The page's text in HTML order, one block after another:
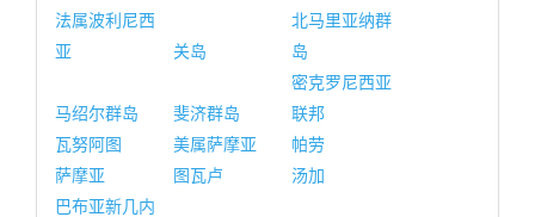
法属波利尼西
亚
关岛
北马里亚纳群
岛
马绍尔群岛 斐济群岛
密克罗尼西亚
联邦
瓦努阿图
美属萨摩亚
帕劳
萨摩亚
图瓦卢
汤加
巴布亚新几内